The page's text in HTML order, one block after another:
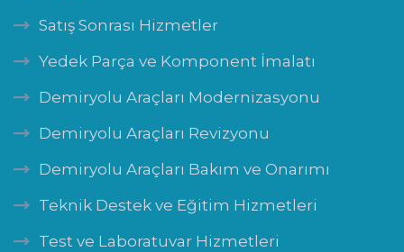
Satış Sonrası Hizmetler
Yedek Parça ve Komponent İmalatı
Demiryolu Araçları Modernizasyonu
Demiryolu Araçları Revizyonu
Demiryolu Araçları Bakım ve Onarımı
Teknik Destek ve Eğitim Hizmetleri
Test ve Laboratuvar Hizmetleri